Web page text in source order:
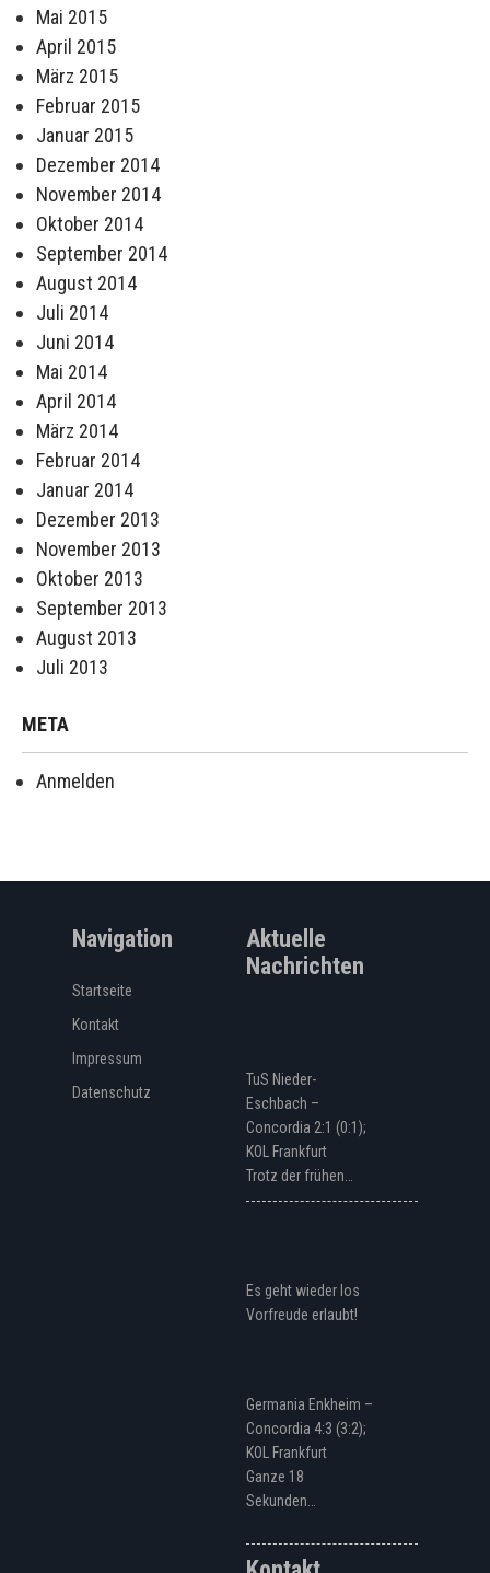
Mai 2015
April 2015
März 2015
Februar 2015
Januar 2015
Dezember 2014
November 2014
Oktober 2014
September 2014
August 2014
Juli 2014
Juni 2014
Mai 2014
April 2014
März 2014
Februar 2014
Januar 2014
Dezember 2013
November 2013
Oktober 2013
September 2013
August 2013
Juli 2013
META
Anmelden
Navigation
Startseite
Kontakt
Impressum
Datenschutz
Aktuelle
Nachrichten
TuS Nieder-
Eschbach –
Concordia 2:1 (0:1);
KOL Frankfurt
Trotz der frühen…
Es geht wieder los
Vorfreude erlaubt!
Germania Enkheim –
Concordia 4:3 (3:2);
KOL Frankfurt
Ganze 18
Sekunden…